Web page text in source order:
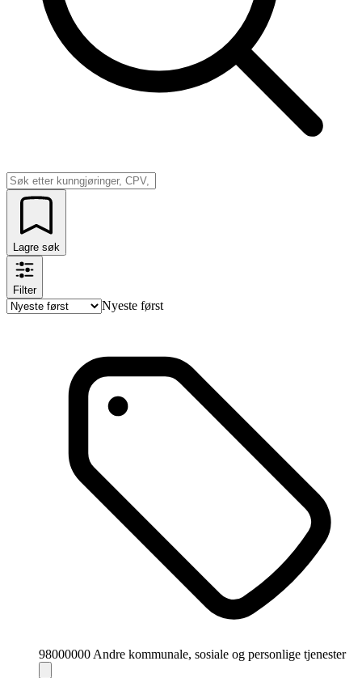
Lagre søk
Filter
Nyeste først
98000000 Andre kommunale, sosiale og personlige tjenester